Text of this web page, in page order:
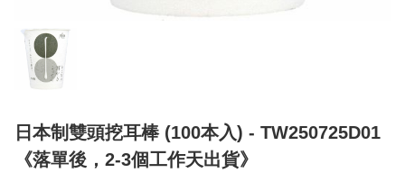
日本制雙頭挖耳棒 (100本入) - TW250725D01
《落單後，2-3個工作天出貨》